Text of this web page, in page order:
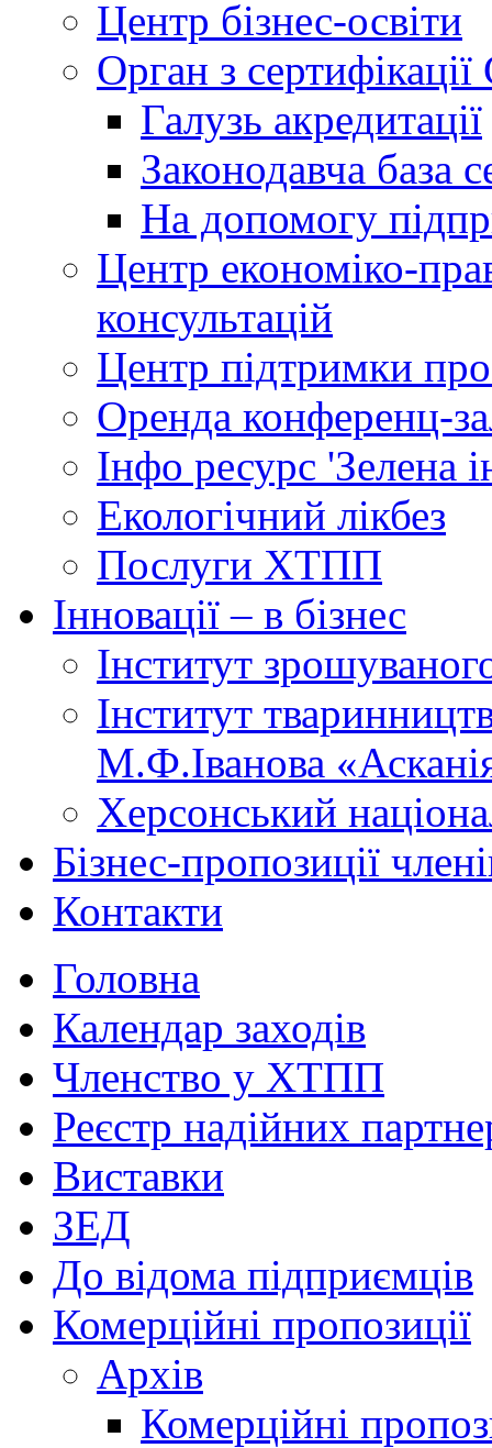
Центр бізнес-освіти
Орган з
Галузь акредитації
Законодавча база
На допомогу
Центр економіко-
консультацій
Центр підтримки
Оренда конференц-
Інфо ресурс 'Зелена
Екологічний лікбез
Послуги ХТПП
Інновації – в бізнес
Інститут
Інститут
М.Ф.Іванова
Херсонський
Бізнес-пропозиції
Контакти
Головна
Календар заходів
Членство у ХТПП
Реєстр надійних
Виставки
ЗЕД
До відома підприємців
Комерційні пропозиції
Архів
Комерційні